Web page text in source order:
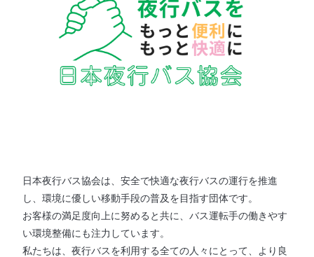
日本夜行バス協会は、安全で快適な夜行バスの運行を推進
し、環境に優しい移動手段の普及を目指す団体です。
お客様の満足度向上に努めると共に、バス運転手の働きやす
い環境整備にも注力しています。
私たちは、夜行バスを利用する全ての人々にとって、より良